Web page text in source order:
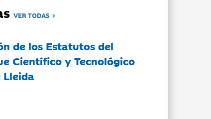
VER TODAS
de los Estatutos del
Científico y Tecnológico